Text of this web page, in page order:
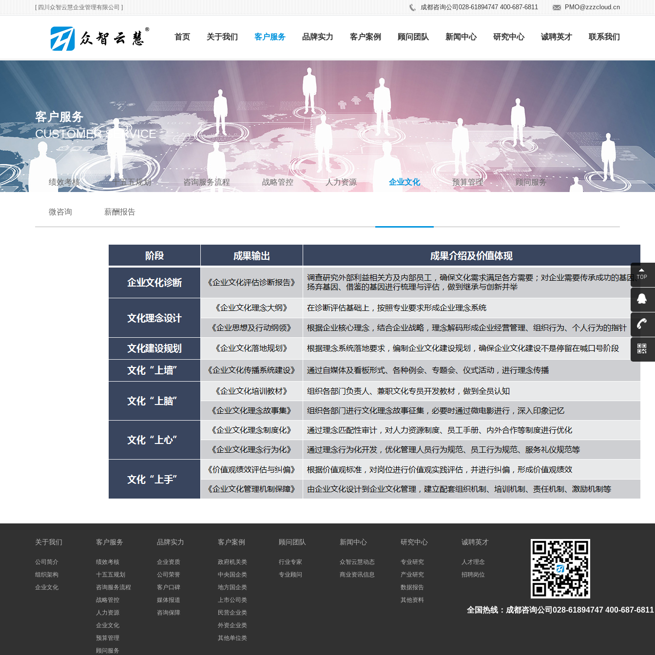
[ 四川众智云慧企业管理有限公司 ] 成都咨询公司028-61894747 400-687-6811 PMO@zzzcloud.cn
首页 关于我们 客户服务 品牌实力 客户案例 顾问团队 新闻中心 研究中心 诚聘英才 联系我们
客户服务
CUSTOMER SERVICE
绩效考核 十五五规划 咨询服务流程 战略管控 人力资源 企业文化 预算管理 顾问服务
微咨询 薪酬报告
关于我们
公司简介
组织架构
企业文化
客户服务
绩效考核
十五五规划
咨询服务流程
战略管控
人力资源
企业文化
预算管理
顾问服务
品牌实力
企业资质
公司荣誉
客户口碑
媒体报道
咨询保障
客户案例
政府机关类
中央国企类
地方国企类
上市公司类
民营企业类
外资企业类
其他单位类
顾问团队
行业专家
专业顾问
新闻中心
众智云慧动态
商业资讯信息
研究中心
专业研究
产业研究
数据报告
其他资料
诚聘英才
人才理念
招聘岗位
全国热线：成都咨询公司028-61894747 400-687-6811